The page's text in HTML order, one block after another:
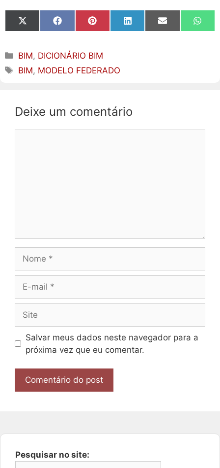
Share
on
Share
on
Share
on
Share
on
Share
on
Share
on
Categorias
BIM, DICIONÁRIO BIM
Tags
BIM, MODELO FEDERADO
Deixe um comentário
mail
Salvar meus dados neste navegador para a
próxima vez que eu comentar.
Pesquisar no site: